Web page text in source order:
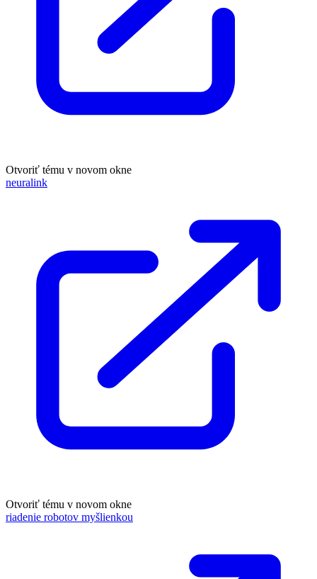
Otvoriť tému v novom okne
neuralink
Otvoriť tému v novom okne
riadenie robotov myšlienkou